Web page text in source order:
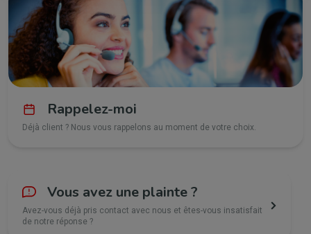
Rappelez-moi
Déjà client ? Nous vous rappelons au moment de votre choix.
Vous avez une plainte ?
Avez-vous déjà pris contact avec nous et êtes-vous insatisfait
de notre réponse ?